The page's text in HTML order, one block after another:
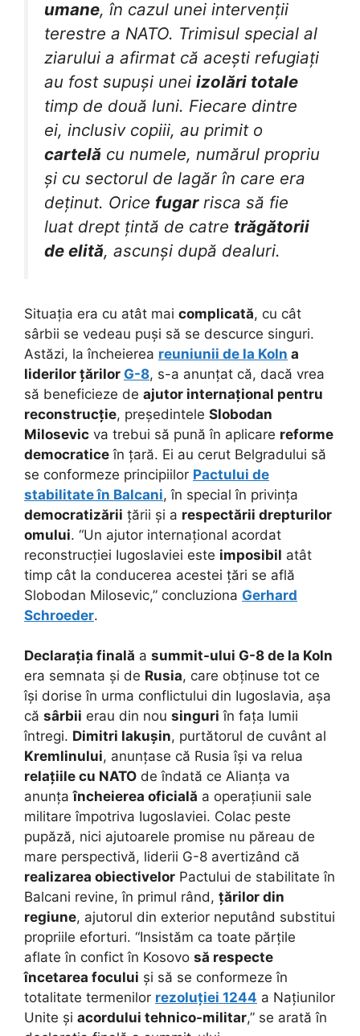
umane, în cazul unei intervenții
terestre a NATO. Trimisul special al
ziarului a afirmat că acești refugiați
au fost supuși unei izolări totale
timp de două luni. Fiecare dintre
ei, inclusiv copiii, au primit o
cartelă cu numele, numărul propriu
și cu sectorul de lagăr în care era
deținut. Orice fugarrisca să fie
luat drept țintă de catre trăgătorii
de elită, ascunși după dealuri.
Situația era cu atât mai complicată, cu cât
sârbii se vedeau puși să se descurce singuri.
Astăzi, la încheierea reuniunii de la Koln a
liderilor țărilor G-8, s-a anunțat că, dacă vrea
să beneficieze de ajutor internațional pentru
reconstrucție, președintele Slobodan
Milosevic va trebui să pună în aplicare reforme
democratice în țară. Ei au cerut Belgradului să
se conformeze principiilor Pactului de
stabilitate în Balcani, în special în privința
democratizării țării și a respectării drepturilor
omului. “Un ajutor internațional acordat
reconstrucției Iugoslaviei este imposibil atât
timp cât la conducerea acestei țări se află
Slobodan Milosevic,” concluziona Gerhard
Schroeder.
Declarația finală a summit-ului G-8 de la Koln
era semnata și de Rusia, care obținuse tot ce
își dorise în urma conflictului din Iugoslavia, așa
că sârbii erau din nou singuri în fața lumii
întregi. Dimitri Iakușin, purtătorul de cuvânt al
Kremlinului, anunțase că Rusia își va relua
relațiile cu NATO de îndată ce Alianța va
anunțaîncheierea oficială a operațiunii sale
militare împotriva Iugoslaviei. Colac peste
pupăză, nici ajutoarele promise nu păreau de
mare perspectivă, liderii G-8 avertizând că
realizarea obiectivelor Pactului de stabilitate în
Balcani revine, în primul rând, țărilor din
regiune, ajutorul din exterior neputând substitui
propriile eforturi. “Insistăm ca toate părțile
aflate în confict în Kosovo să respecte
încetarea focului și să se conformeze în
totalitate termenilor rezoluției 1244 a Națiunilor
Unite și acordului tehnico-militar,” se arată în